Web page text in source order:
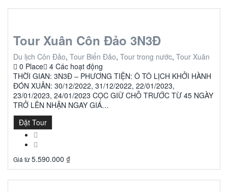
Tour Xuân Côn Đảo 3N3Đ
Du lịch Côn Đảo, Tour Biển Đảo, Tour trong nước, Tour Xuân
0 Place 4 Các hoạt động
THỜI GIAN: 3N3Đ – PHƯƠNG TIỆN: Ô TÔ LỊCH KHỞI HÀNH
ĐÓN XUÂN: 30/12/2022, 31/12/2022, 22/01/2023,
23/01/2023, 24/01/2023 CỌC GIỮ CHỖ TRƯỚC TỪ 45 NGÀY
TRỞ LÊN NHẬN NGAY GIÁ…
Đặt Tour
Giá từ 5.590.000 ₫